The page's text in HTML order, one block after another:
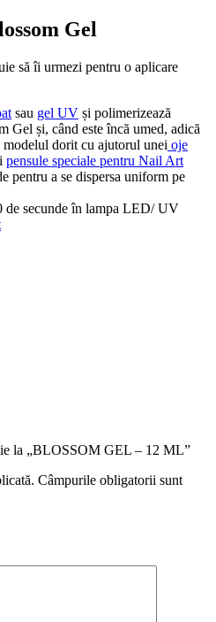
Gel
să îi urmezi pentru o aplicare
sau gel UV și polimerizează
Gel și, când este încă umed, adică
modelul dorit cu ajutorul unei oje
pensule speciale pentru Nail Art
pentru a se dispersa uniform pe
de secunde în lampa LED/ UV
la „BLOSSOM GEL – 12 ML”
Câmpurile obligatorii sunt